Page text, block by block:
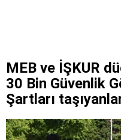
MEB ve İŞKUR
30 Bin Güvenlik
Şartları